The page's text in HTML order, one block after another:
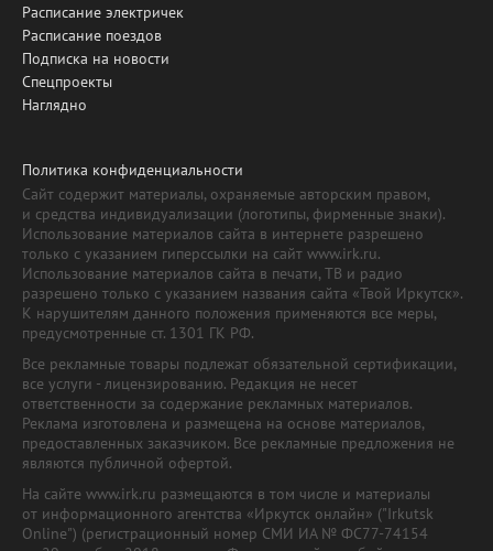
Расписание электричек
Расписание поездов
Подписка на новости
Спецпроекты
Наглядно
Политика конфиденциальности
Сайт содержит материалы, охраняемые авторским правом,
и средства индивидуализации (логотипы, фирменные знаки).
Использование материалов сайта в интернете разрешено
только с указанием гиперссылки на сайт www.irk.ru.
Использование материалов сайта в печати, ТВ и радио
разрешено только с указанием названия сайта «Твой Иркутск».
К нарушителям данного положения применяются все меры,
предусмотренные ст. 1301 ГК РФ.
Все рекламные товары подлежат обязательной сертификации,
все услуги - лицензированию. Редакция не несет
ответственности за содержание рекламных материалов.
Реклама изготовлена и размещена на основе материалов,
предоставленных заказчиком. Все рекламные предложения не
являются публичной офертой.
На сайте www.irk.ru размещаются в том числе и материалы
от информационного агентства «Иркутск онлайн» ("Irkutsk
Online") (регистрационный номер СМИ ИА № ФС77-74154